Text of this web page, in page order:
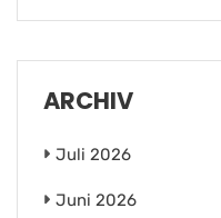
ARCHIV
Juli 2026
Juni 2026